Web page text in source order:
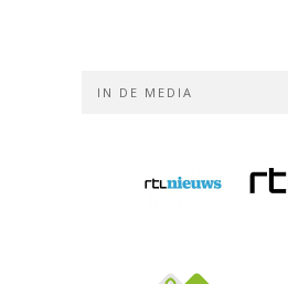
IN DE MEDIA